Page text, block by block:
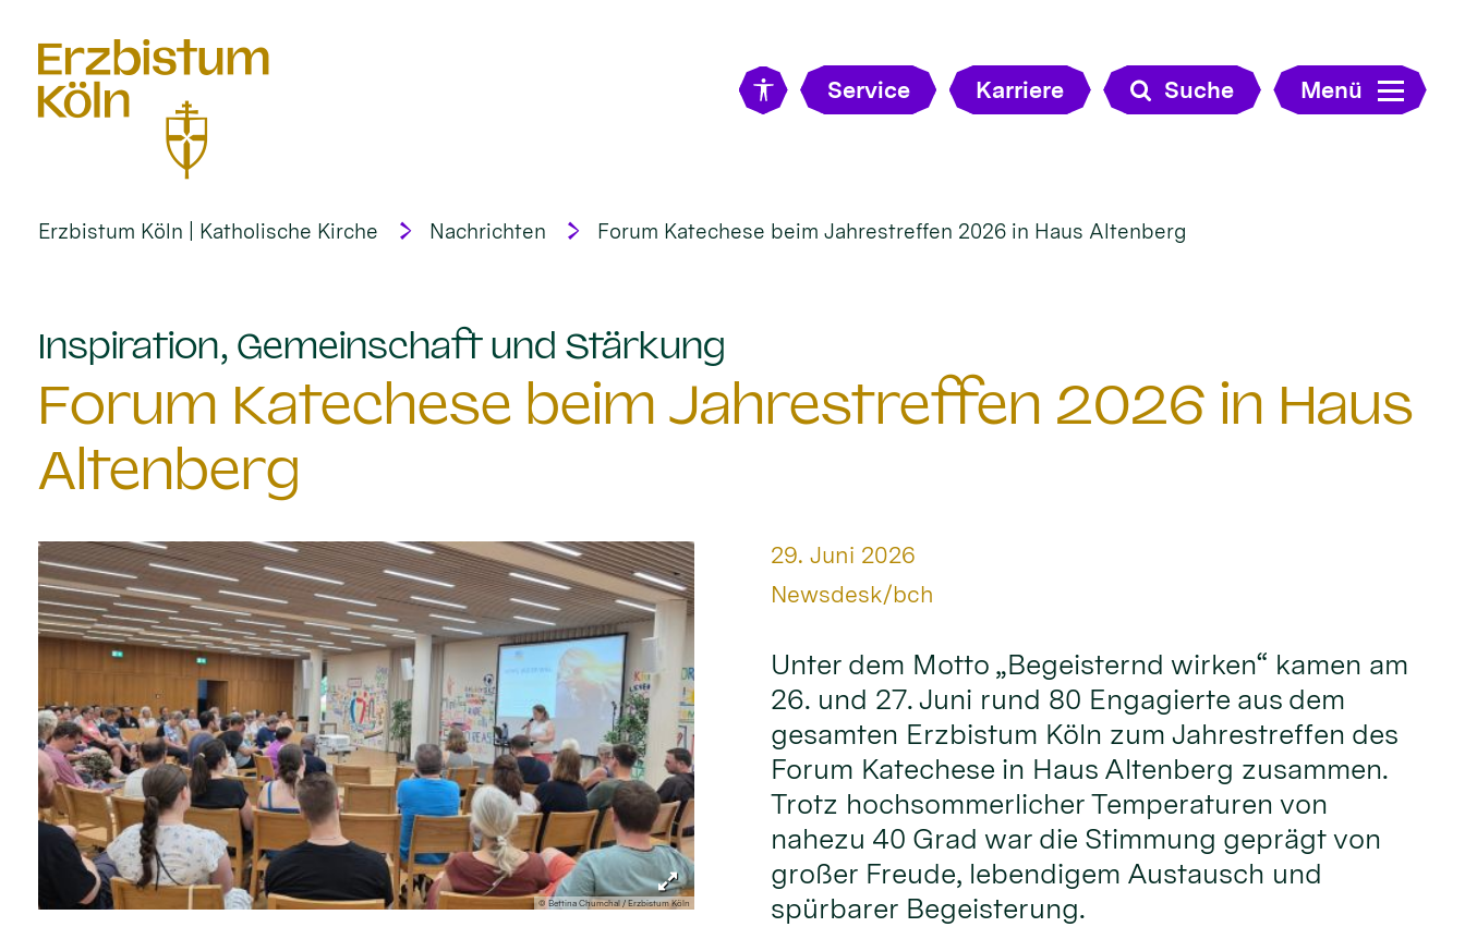
Service Karriere Suche Menü
Erzbistum Köln | Katholische Kirche Nachrichten Forum Katechese beim Jahrestreffen 2026 in Haus Altenberg
Inspiration, Gemeinschaft und Stärkung
Forum Katechese beim Jahrestreffen 2026 in Haus
Altenberg
© Bettina Chumchal / Erzbistum Köln
Datum:
29. Juni 2026
Von:
Newsdesk/bch
Unter dem Motto „Begeisternd wirken“ kamen am
26. und 27. Juni rund 80 Engagierte aus dem
gesamten Erzbistum Köln zum Jahrestreffen des
Forum Katechese in Haus Altenberg zusammen.
Trotz hochsommerlicher Temperaturen von
nahezu 40 Grad war die Stimmung geprägt von
großer Freude, lebendigem Austausch und
spürbarer Begeisterung.